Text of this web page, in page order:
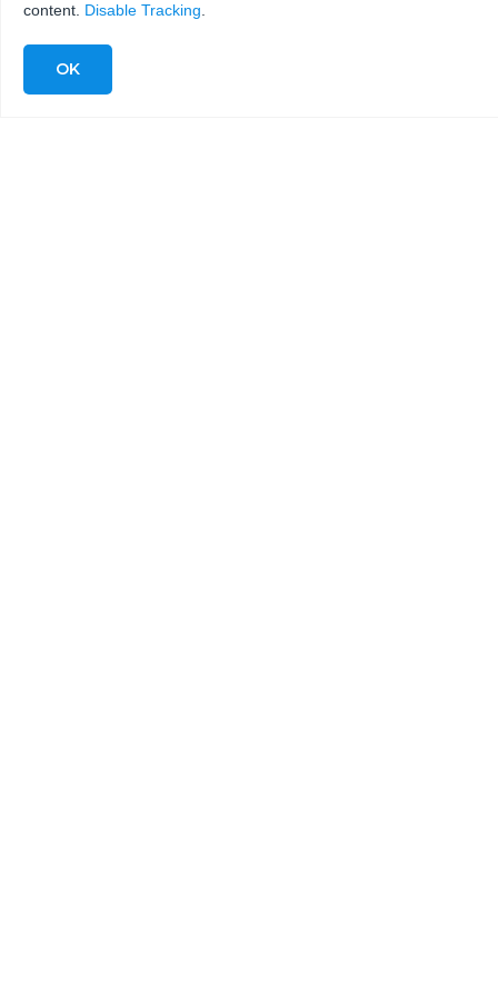
content. Disable Tracking